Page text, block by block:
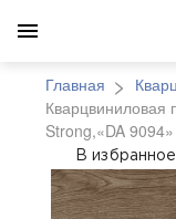
Главная
Кварцвиниловая
Strong,«DA 9094»
В избранное